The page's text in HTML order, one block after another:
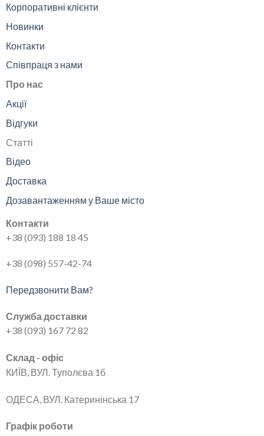
Корпоративні клієнти
Новинки
Контакти
Співпраця з нами
Про нас
Акції
Відгуки
Статті
Відео
Доставка
Дозавантаженням у Ваше місто
Контакти
+38 (093) 188 18 45
+38 (098) 557-42-74
Передзвонити Вам?
Служба доставки
+38 (093) 167 72 82
Склад - офіс
КИЇВ, ВУЛ. Туполєва 1б
ОДЕСА, ВУЛ. Катеринінська 17
Графік роботи